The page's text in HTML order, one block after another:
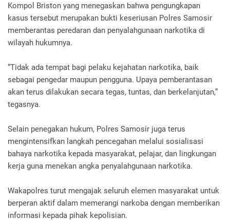
Kompol Briston yang menegaskan bahwa pengungkapan
kasus tersebut merupakan bukti keseriusan Polres Samosir
memberantas peredaran dan penyalahgunaan narkotika di
wilayah hukumnya.
“Tidak ada tempat bagi pelaku kejahatan narkotika, baik
sebagai pengedar maupun pengguna. Upaya pemberantasan
akan terus dilakukan secara tegas, tuntas, dan berkelanjutan,”
tegasnya.
Selain penegakan hukum, Polres Samosir juga terus
mengintensifkan langkah pencegahan melalui sosialisasi
bahaya narkotika kepada masyarakat, pelajar, dan lingkungan
kerja guna menekan angka penyalahgunaan narkotika.
Wakapolres turut mengajak seluruh elemen masyarakat untuk
berperan aktif dalam memerangi narkoba dengan memberikan
informasi kepada pihak kepolisian.